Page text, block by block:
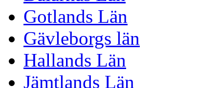
Gotlands Län
Gävleborgs län
Hallands Län
Jämtlands Län